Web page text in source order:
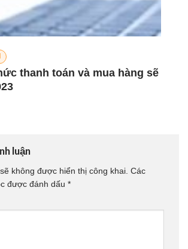
thanh toán và mua hàng sẽ
luận
không được hiển thị công khai. Các
được đánh dấu *